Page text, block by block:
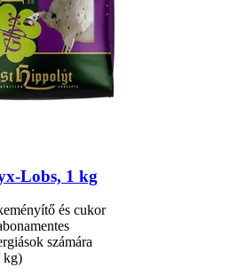
​Lobs, 1 kg
és cukor
számára
kg)